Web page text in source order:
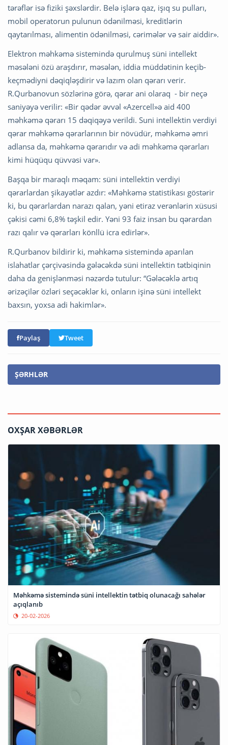
tərəflər isə fiziki şəxslərdir. Belə işlərə qaz, işıq su pulları,
mobil operatorun pulunun ödənilməsi, kreditlərin
qaytarılması, alimentin ödənilməsi, cərimələr və sair aiddir».
Elektron məhkəmə sistemində qurulmuş süni intellekt
məsələni özü araşdırır, məsələn, iddia müddətinin keçib-
keçmədiyni dəqiqləşdirir və lazım olan qərarı verir.
R.Qurbanovun sözlərinə görə, qərar ani olaraq - bir neçə
saniyəyə verilir: «Bir qədər əvvəl «Azercell»ə aid 400
məhkəmə qərarı 15 dəqiqəyə verildi. Suni intellektin verdiyi
qərar məhkəmə qərarlarının bir növüdür, məhkəmə əmri
adlansa da, məhkəmə qərarıdır və adi məhkəmə qərarları
kimi hüqüqu qüvvəsi var».
Başqa bir maraqlı məqam: süni intellektin verdiyi
qərarlardan şikayətlər azdır: «Məhkəmə statistikası göstərir
ki, bu qərarlardan narazı qalan, yəni etiraz verənlərin xüsusi
çəkisi cəmi 6,8% təşkil edir. Yəni 93 faiz insan bu qərardan
razı qalır və qərarları könllü icra edirlər».
R.Qurbanov bildirir ki, məhkəmə sistemində aparılan
islahatlar çərçivəsində gələcəkdə süni intellektin tətbiqinin
daha da genişlənməsi nəzərdə tutulur: “Gələcəklə artıq
ərizəçilər özləri seçəcəklər ki, onların işinə süni intellekt
baxsın, yoxsa adi hakimlər».
Paylaş Tweet
ŞƏRHLƏR
OXŞAR XƏBƏRLƏR
Məhkəmə sistemində süni intellektin tətbiq olunacağı sahələr
açıqlanıb
20-02-2026